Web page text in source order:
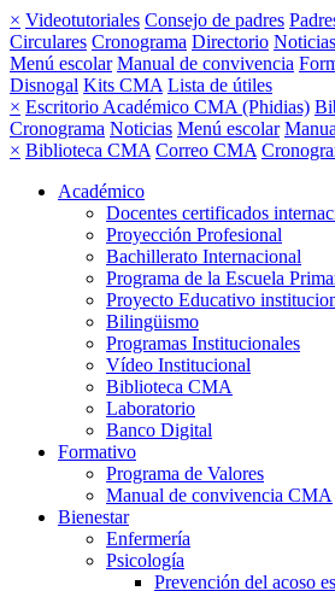
× Videotutoriales Consejo de padres
Circulares Cronograma Directorio Noticias
Menú escolar Manual de convivencia
Disnogal Kits CMA Lista de útiles
× Escritorio Académico CMA (Phidias)
Cronograma Noticias Menú escolar
× Biblioteca CMA Correo CMA
Académico
Docentes certificados
Proyección Profesional
Bachillerato Internacional
Programa de la Escuela
Proyecto Educativo
Bilingüismo
Programas Institucionales
Vídeo Institucional
Biblioteca CMA
Laboratorio
Banco Digital
Formativo
Programa de Valores
Manual de convivencia CMA
Bienestar
Enfermería
Psicología
Prevención del acoso